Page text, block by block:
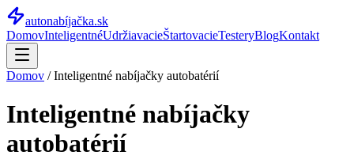
autonabíjačka.sk
DomovInteligentnéUdržiavacieŠtartovacieTesteryBlogKontakt
Domov /Inteligentné nabíjačky autobatérií
Inteligentné nabíjačky
autobatérií